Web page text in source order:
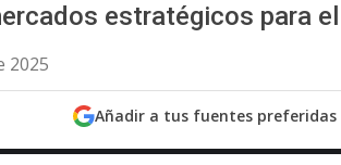
estratégicos para
2025
Añadir a tus fuentes preferidas